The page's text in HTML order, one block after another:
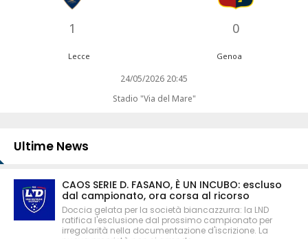
1 0
Lecce Genoa
24/05/2026 20:45
Stadio "Via del Mare"
Ultime News
CAOS SERIE D. FASANO, È UN INCUBO: escluso
dal campionato, ora corsa al ricorso
Doccia gelata per la società biancazzurra: la LND
ratifica l'esclusione dal prossimo campionato per
irregolarità nella documentazione d'iscrizione. La